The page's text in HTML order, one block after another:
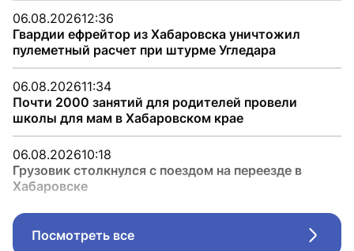
06.08.202612:36
Гвардии ефрейтор из Хабаровска уничтожил
пулеметный расчет при штурме Угледара
06.08.202611:34
Почти 2000 занятий для родителей провели
школы для мам в Хабаровском крае
06.08.202610:18
Грузовик столкнулся с поездом на переезде в
Хабаровске
Посмотреть все